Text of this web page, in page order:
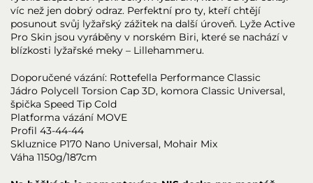
víc než jen dobrý odraz. Perfektní pro ty, kteří chtějí
posunout svůj lyžařský zážitek na další úroveň. Lyže Active
Pro Skin jsou vyráběny v norském Biri, které se nachází v
blízkosti lyžařské meky – Lillehammeru.
Doporučené vázání: Rottefella Performance Classic
Jádro Polycell Torsion Cap 3D, komora Classic Universal,
špička Speed Tip Cold
Platforma vázání MOVE
Profil 43-44-44
Skluznice P170 Nano Universal, Mohair Mix
Váha 1150g/187cm